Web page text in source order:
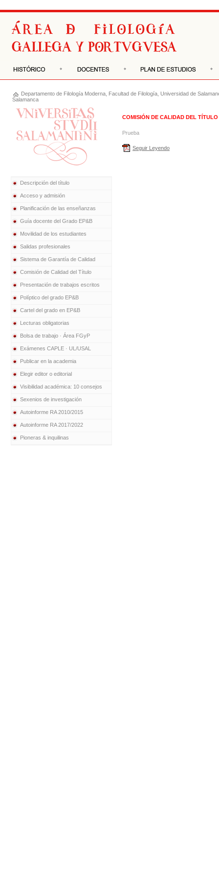
Departamento de Filología Moderna Facultad de Filología Universidad de
Salamanca
Descripción del título
Acceso y admisión
Planificación de las enseñanzas
Guía docente del Grado EP&B
Movilidad de los estudiantes
Salidas profesionales
Sistema de Garantía de Calidad
Comisión de Calidad del Título
Presentación de trabajos escritos
Políptico del grado EP&B
Cartel del grado en EP&B
Lecturas obligatorias
Bolsa de trabajo · Área FGyP
Exámenes CAPLE · UL/USAL
Publicar en la academia
Elegir editor o editorial
Visibilidad académica: 10 consejos
Sexenios de investigación
Autoinforme RA 2010/2015
Autoinforme RA 2017/2022
Pioneras & inquilinas
COMISIÓN DE CALIDAD DEL TÍTULO
Prueba
Seguir Leyendo